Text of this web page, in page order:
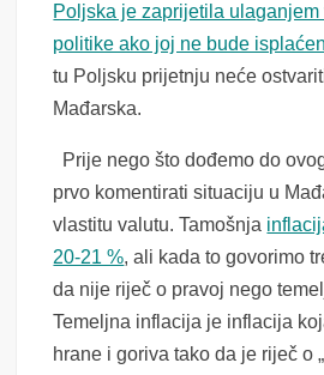
Poljska je zaprijetila
politike ako joj ne bude
tu Poljsku prijetnju neće
Mađarska.
Prije nego što dođemo do
prvo komentirati situaciju u
vlastitu valutu. Tamošnja
20-21 %, ali kada to govorimo
da nije riječ o pravoj nego
Temeljna inflacija je inflacija
hrane i goriva tako da je riječ o